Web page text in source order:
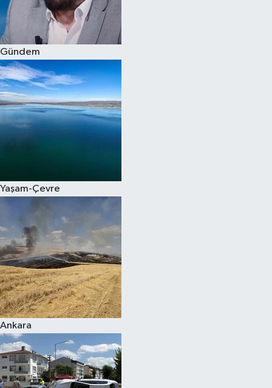
Gündem
Yaşam-Çevre
Ankara
Spor
Burç Yorumları
Çocuk
Eğitim
Kim kimdir?
Kültür Sanat
Sağlık
Siyaset
Teknoloji
Televizyon